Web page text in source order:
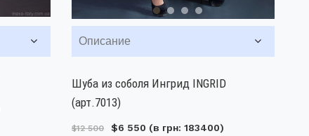
Описание
Шуба из соболя Ингрид INGRID
(арт.7013)
$12 500 $6 550 (в грн: 183400)